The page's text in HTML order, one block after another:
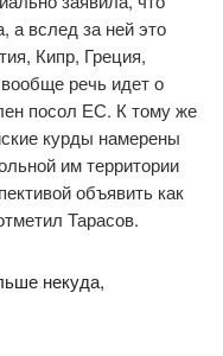
а вслед за ней это
Кипр, Греция,
речь идет о
посол ЕС. К тому же
курды намерены
им территории
объявить как
Тарасов.
некуда,